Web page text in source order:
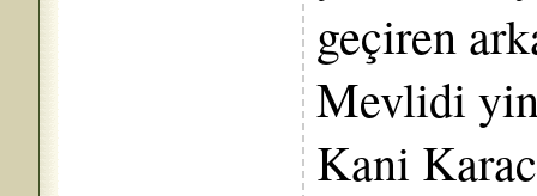
geçiren
Mevlidi
Kani